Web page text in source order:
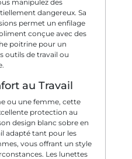
manipulez des
dangereux. Sa
permet un enfilage
conçue avec des
poitrine pour un
outils de travail ou
au Travail
ou une femme, cette
protection au
design blanc sobre en
adapté tant pour les
vous offrant un style
Les lunettes